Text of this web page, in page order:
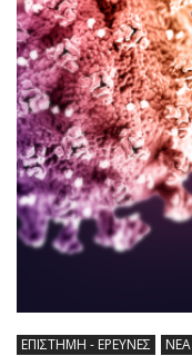
ΕΠΙΣΤΗΜΗ - ΕΡΕΥΝΕΣ ΝΕΑ